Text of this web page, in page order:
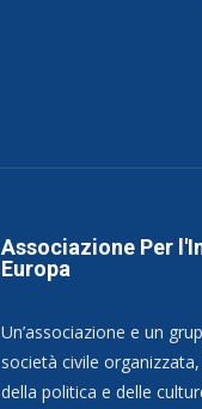
Associazione Per
Europa
Un’associazione e un
società civile
della politica e delle